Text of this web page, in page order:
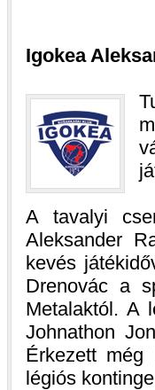
Igokea
A tavalyi
Aleksander
kevés
Drenovác a
Metalaktól. A
Johnathon
Érkezett még
légiós